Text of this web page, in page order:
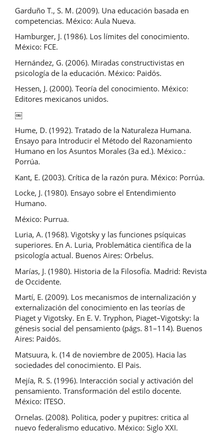
Garduño T., S. M. (2009). Una educación basada en
competencias. México: Aula Nueva.
Hamburger, J. (1986). Los límites del conocimiento.
México: FCE.
Hernández, G. (2006). Miradas constructivistas en
psicología de la educación. México: Paidós.
Hessen, J. (2000). Teoría del conocimiento. México:
Editores mexicanos unidos.
￼
Hume, D. (1992). Tratado de la Naturaleza Humana.
Ensayo para Introducir el Método del Razonamiento
Humano en los Asuntos Morales (3a ed.). México.:
Porrúa.
Kant, E. (2003). Crítica de la razón pura. México: Porrúa.
Locke, J. (1980). Ensayo sobre el Entendimiento
Humano.
México: Purrua.
Luria, A. (1968). Vigotsky y las funciones psíquicas
superiores. En A. Luria, Problemática científica de la
psicología actual. Buenos Aires: Orbelus.
Marías, J. (1980). Historia de la Filosofía. Madrid: Revista
de Occidente.
Martí, E. (2009). Los mecanismos de internalización y
externalización del conocimiento en las teorías de
Piaget y Vigotsky. En E. V. Tryphon, Piaget–Vigotsky: la
génesis social del pensamiento (págs. 81–114). Buenos
Aires: Paidós.
Matsuura, k. (14 de noviembre de 2005). Hacia las
sociedades del conocimiento. El Pais.
Mejía, R. S. (1996). Interacción social y activación del
pensamiento. Transformación del estilo docente.
México: ITESO.
Ornelas. (2008). Politica, poder y pupitres: critica al
nuevo federalismo educativo. México: Siglo XXI.